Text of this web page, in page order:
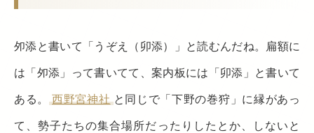
夘添と書いて「うぞえ（卯添）」と読むんだね。扁額に
は「夘添」って書いてて、案内板には「卯添」と書いて
ある。 西野宮神社 と同じで「下野の巻狩」に縁があっ
て、勢子たちの集合場所だったりしたとか、しないと